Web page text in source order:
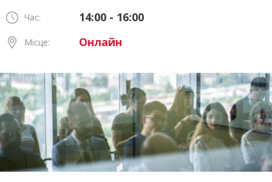
Час: 14:00 - 16:00
Місце: Онлайн